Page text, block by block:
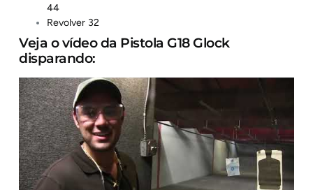
44
Revolver 32
Veja o vídeo da Pistola G18 Glock
disparando: